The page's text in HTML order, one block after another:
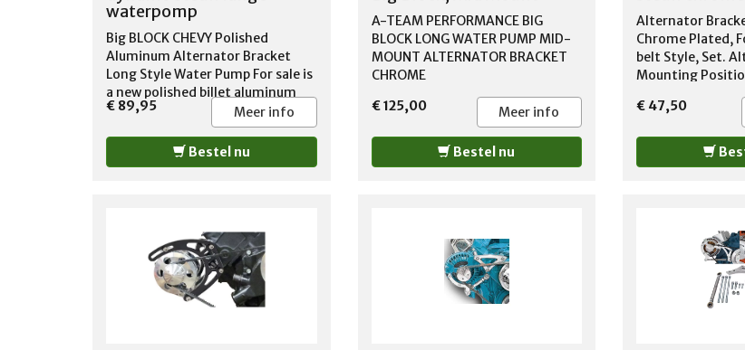
waterpomp
Big BLOCK CHEVY Polished
Aluminum Alternator Bracket
Long Style Water Pump For sale is
a new polished billet aluminum
big block Chevy alternator
bracket. For use with long style
water pumps. (Passenger).
"Outward" mount.
€ 89,95 Meer info
Bestel nu
A-TEAM PERFORMANCE BIG
BLOCK LONG WATER PUMP MID-
MOUNT ALTERNATOR BRACKET
CHROME
€ 125,00
Meer info
Bestel nu
Alternator
Chrome Plated,
belt Style, Set.
Mounting
side Alternator
Type:Upper and
Alternator
Mounting
mount Hardware
€ 47,50